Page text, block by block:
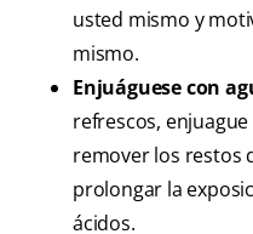
usted mismo y
mismo.
Enjuáguese con
refrescos,
remover los restos
prolongar la
ácidos.